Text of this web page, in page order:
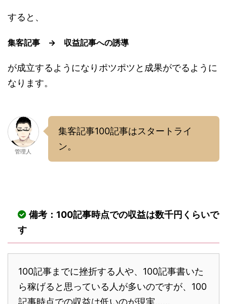
すると、
集客記事 → 収益記事への誘導
が成立するようになりポツポツと成果がでるように
なります。
管理人
集客記事100記事はスタートライ
ン。
備考：100記事時点での収益は数千円くらいで
す
100記事までに挫折する人や、100記事書いた
ら稼げると思っている人が多いのですが、100
記事時点での収益は低いのが現実……。